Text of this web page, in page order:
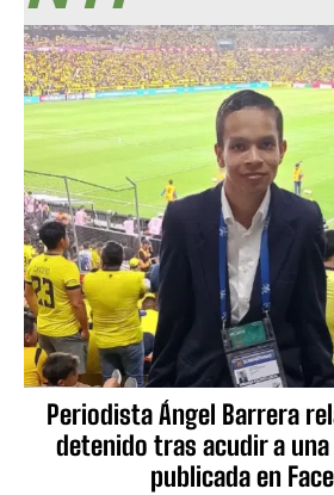
Periodista Ángel Barrera
detenido tras acudir a
publicada en